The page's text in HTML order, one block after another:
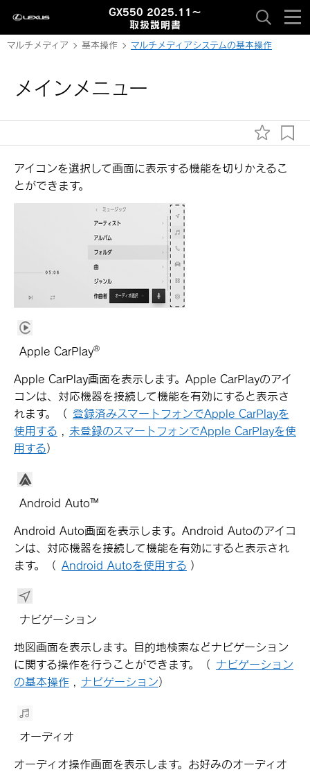
GX550 2025.11～
取扱説明書
マルチメディア 基本操作 マルチメディアシステムの基本操作
メインメニュー
アイコンを選択して画面に表示する機能を切りかえるこ
とができます。
Apple CarPlay®
Apple CarPlay画面を表示します。Apple CarPlayのアイ
コンは、対応機器を接続して機能を有効にすると表示さ
れます。
（ 登録済みスマートフォンでApple CarPlayを
使用する , 未登録のスマートフォンでApple CarPlayを使
用する）
Android Auto™
Android Auto画面を表示します。Android Autoのアイコ
ンは、対応機器を接続して機能を有効にすると表示され
ます。
（ Android Autoを使用する ）
ナビゲーション
地図画面を表示します。目的地検索などナビゲーション
に関する操作を行うことができます。
（ ナビゲーション
の基本操作 , ナビゲーション）
オーディオ
オーディオ操作画面を表示します。お好みのオーディオ